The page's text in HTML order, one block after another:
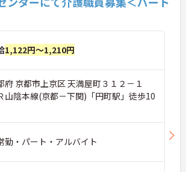
1,122円～1,210円
府 京都市上京区 天満屋町３１２－１
山陰本線(京都－下関)「円町駅」徒歩10
勤・パート・アルバイト